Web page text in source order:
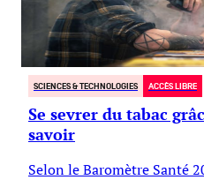
SCIENCES & TECHNOLOGIES ACCÈS LIBRE
Se sevrer du tabac
savoir
Selon le Baromètre Santé